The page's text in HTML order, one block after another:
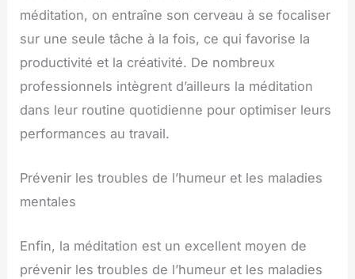
méditation, on entraîne son cerveau à se focaliser
sur une seule tâche à la fois, ce qui favorise la
productivité et la créativité. De nombreux
professionnels intègrent d’ailleurs la méditation
dans leur routine quotidienne pour optimiser leurs
performances au travail.
Prévenir les troubles de l’humeur et les maladies
mentales
Enfin, la méditation est un excellent moyen de
prévenir les troubles de l’humeur et les maladies